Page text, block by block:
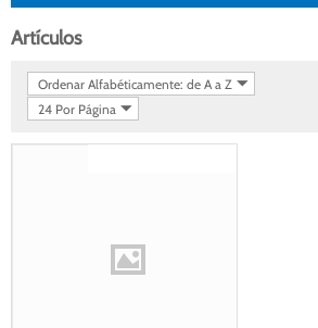
Artículos
Ordenar Alfabéticamente: de A a Z
24 Por Página